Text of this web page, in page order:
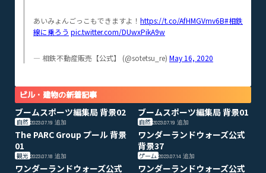
あいみょんごっこもできますよ！ https://t.co/AfHMGVmv6B#相鉄
線に乗ろう pic.twitter.com/DUwxPikA9w
— 相鉄不動産販売【公式】 (@sotetsu_re) May 16, 2020
ビル・建物の新着記事
ブームスポーツ編集局 背景02
自然 2023.07.19 追加
ブームスポーツ編集局 背景01
自然 2023.07.19追加
The PARC Group プール 背景
01
観光 2023.07.18 追加
ワンダーランドウォーズ公式
背景37
ゲーム 2023.07.14追加
ワンダーランドウォーズ公式
ワンダーランドウォーズ公式